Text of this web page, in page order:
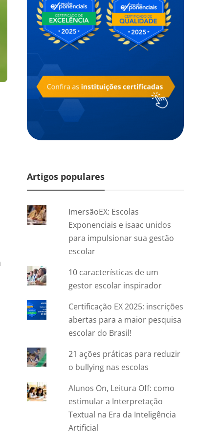
Artigos populares
ImersãoEX: Escolas
Exponenciais e isaac unidos
para impulsionar sua gestão
escolar
10 características de um
gestor escolar inspirador
Certificação EX 2025: inscrições
abertas para a maior pesquisa
escolar do Brasil!
21 ações práticas para reduzir
o bullying nas escolas
Alunos On, Leitura Off: como
estimular a Interpretação
Textual na Era da Inteligência
Artificial